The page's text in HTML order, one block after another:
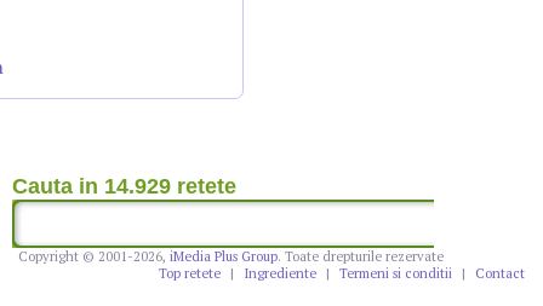
Cauta in 14.929 retete
Copyright © 2001-2026, iMedia Plus Group. Toate drepturile rezervate
Top retete
| Ingrediente | Termeni si conditii | Contact